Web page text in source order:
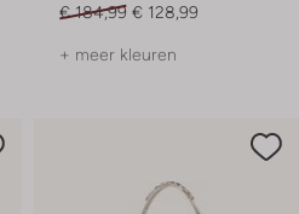
€ 184,99 € 128,99
+ meer kleuren